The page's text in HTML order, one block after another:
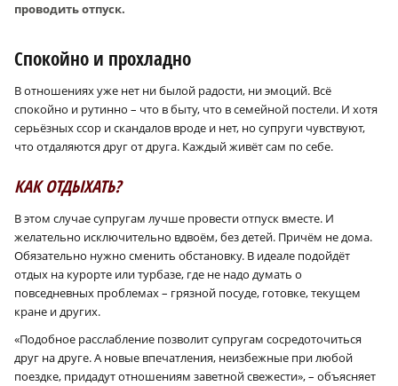
проводить отпуск.
Спокойно и прохладно
В отношениях уже нет ни былой радости, ни эмоций. Всё
спокойно и рутинно – что в быту, что в семейной постели. И хотя
серьёзных ссор и скандалов вроде и нет, но супруги чувствуют,
что отдаляются друг от друга. Каждый живёт сам по себе.
КАК ОТДЫХАТЬ?
В этом случае супругам лучше провести отпуск вместе. И
желательно исключительно вдвоём, без детей. Причём не дома.
Обязательно нужно сменить обстановку. В идеале подойдёт
отдых на курорте или турбазе, где не надо думать о
повседневных проблемах – грязной посуде, готовке, текущем
кране и других.
«Подобное расслабление позволит супругам сосредоточиться
друг на друге. А новые впечатления, неизбежные при любой
поездке, придадут отношениям заветной свежести», – объясняет